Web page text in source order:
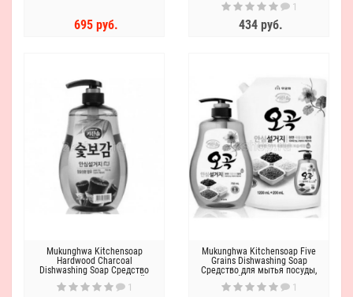
695 руб.
1
434 руб.
Mukunghwa Kitchensoap
Hardwood Charcoal
Dishwashing Soap Средство
для мытья посуды, овощей и
фруктов Древесный Уголь
1
Mukunghwa Kitchensoap Five
Grains Dishwashing Soap
Средство для мытья посуды,
овощей и фруктов Пять
злаков
1